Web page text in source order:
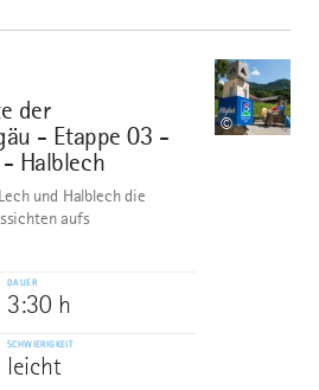
der
- Etappe 03 -
Halblech
©
und Halblech die
aufs
DAUER
3:30 h
SCHWIERIGKEIT
leicht